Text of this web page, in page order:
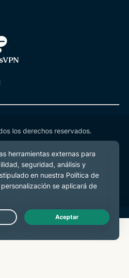
los derechos reservados.
Live Chat